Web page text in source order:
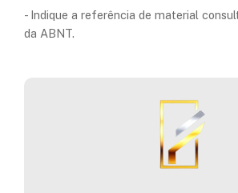
- Indique a referência de material
da ABNT.